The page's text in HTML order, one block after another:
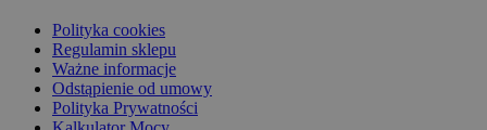
Polityka cookies
Regulamin sklepu
Ważne informacje
Odstąpienie od umowy
Polityka Prywatności